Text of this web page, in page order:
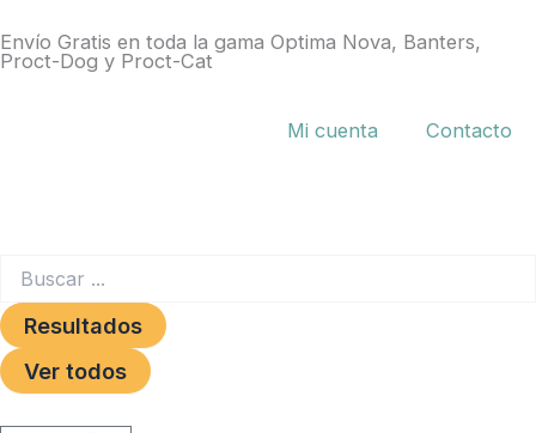
al
contenido
Envío Gratis en toda la gama Optima Nova, Banters,
Proct-Dog y Proct-Cat
Mi cuenta Contacto
Resultados
Ver todos